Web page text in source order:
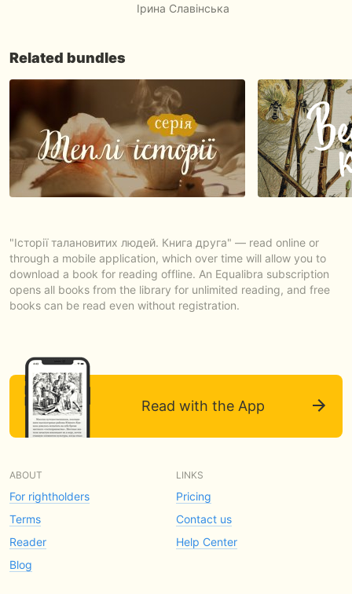
Ірина Славінська
Related bundles
"Історії талановитих людей. Книга друга" — read online or
through a mobile application, which over time will allow you to
download a book for reading offline. An Equalibra subscription
opens all books from the library for unlimited reading, and free
books can be read even without registration.
Read with the App
ABOUT
For rightholders
Terms
Reader
Blog
LINKS
Pricing
Contact us
Help Center